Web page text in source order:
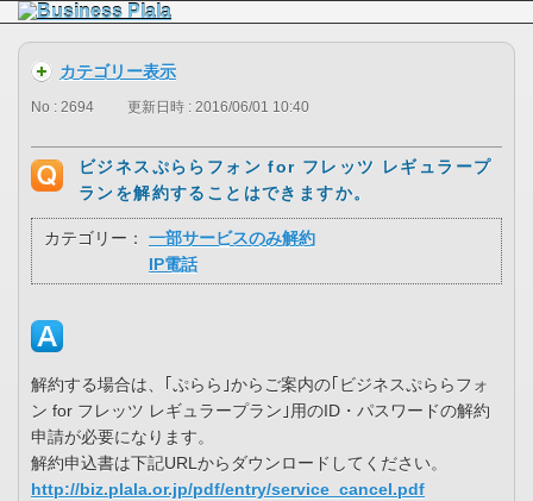
カテゴリー表示
No : 2694 更新日時 : 2016/06/01 10:40
ビジネスぷららフォン for フレッツ レギュラープ
ランを解約することはできますか。
カテゴリー：
一部サービスのみ解約
IP電話
解約する場合は、｢ぷらら｣からご案内の｢ビジネスぷららフォ
ン for フレッツ レギュラープラン｣用のID・パスワードの解約
申請が必要になります。
解約申込書は下記URLからダウンロードしてください。
http://biz.plala.or.jp/pdf/entry/service_cancel.pdf